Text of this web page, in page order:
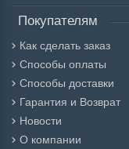
Покупателям
Как сделать заказ
Способы оплаты
Способы доставки
Гарантия и Возврат
Новости
О компании